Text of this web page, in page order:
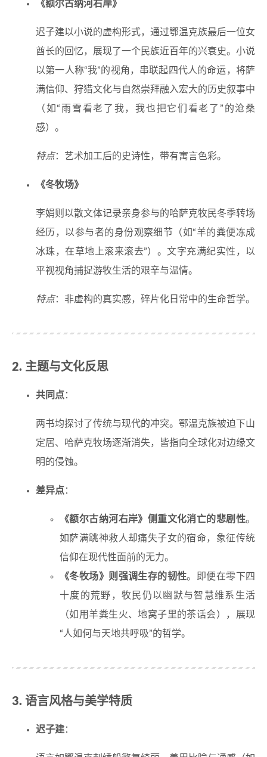
《额尔古纳河右岸》
迟子建以小说的虚构形式，通过鄂温克族最后一位女
酋长的回忆，展现了一个民族近百年的兴衰史。小说
以第一人称“我”的视角，串联起四代人的命运，将萨
满信仰、狩猎文化与自然崇拜融入宏大的历史叙事中
（如“雨雪看老了我，我也把它们看老了”的沧桑
感）。
特点：艺术加工后的史诗性，带有寓言色彩。
《冬牧场》
李娟则以散文体记录亲身参与的哈萨克牧民冬季转场
经历，以参与者的身份观察细节（如“羊的粪便冻成
冰珠，在草地上滚来滚去”）。文字充满纪实性，以
平视视角捕捉游牧生活的艰辛与温情。
特点：非虚构的真实感，碎片化日常中的生命哲学。
2. 主题与文化反思
共同点 ：
两书均探讨了传统与现代的冲突。鄂温克族被迫下山
定居、哈萨克牧场逐渐消失，皆指向全球化对边缘文
明的侵蚀。
差异点 ：
《额尔古纳河右岸》侧重文化消亡的悲剧性。
如萨满跳神救人却痛失子女的宿命，象征传统
信仰在现代性面前的无力。
《冬牧场》则强调生存的韧性。即便在零下四
十度的荒野，牧民仍以幽默与智慧维系生活
（如用羊粪生火、地窝子里的茶话会），展现
“人如何与天地共呼吸”的哲学。
3. 语言风格与美学特质
迟子建：